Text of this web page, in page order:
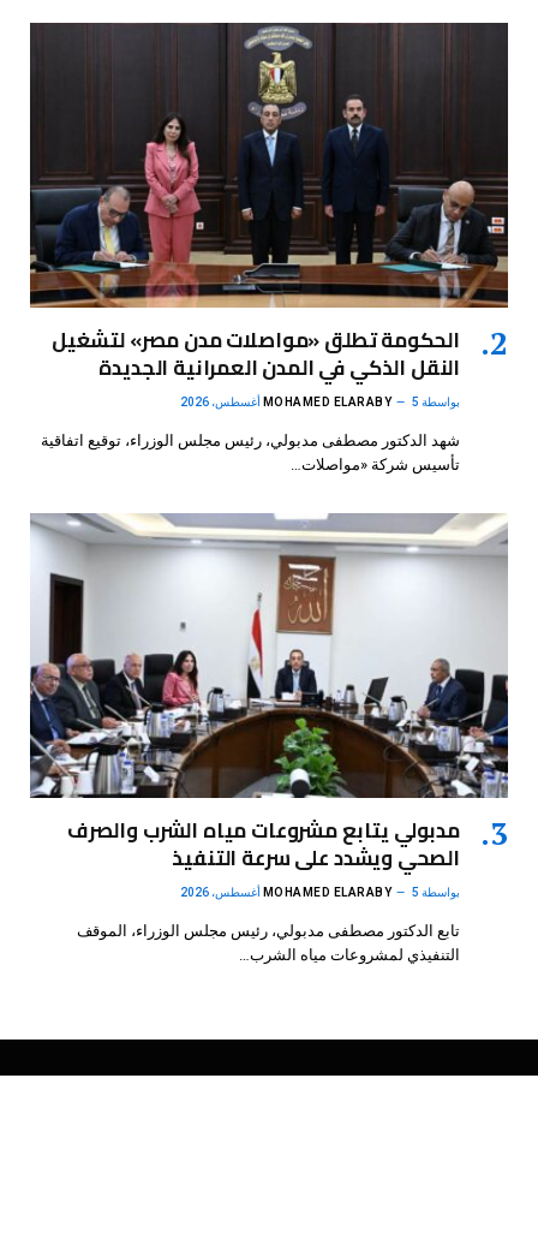
الحكومة تطلق «مواصلات مدن مصر» لتشغيل
النقل الذكي في المدن العمرانية الجديدة
بواسطة MOHAMED ELARABY 5 أغسطس، 2026
شهد الدكتور مصطفى مدبولي، رئيس مجلس الوزراء، توقيع اتفاقية
تأسيس شركة «مواصلات…
مدبولي يتابع مشروعات مياه الشرب والصرف
الصحي ويشدد على سرعة التنفيذ
بواسطة MOHAMED ELARABY 5 أغسطس، 2026
تابع الدكتور مصطفى مدبولي، رئيس مجلس الوزراء، الموقف
التنفيذي لمشروعات مياه الشرب…